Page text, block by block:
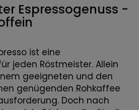
Espressogenuss -
ist eine
jeden Röstmeister. Allein
geeigneten und den
genügenden Rohkaffee
Doch nach